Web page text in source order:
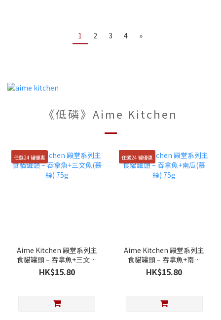
1 2 3 4 »
《低磷》Aime Kitchen
任選24 罐優惠
Aime Kitchen 殿堂系列主
食貓罐頭 – 吞拿魚+三文魚
(慕絲) 75g
HK$15.80
任選24 罐優惠
Aime Kitchen 殿堂系列主
食貓罐頭 – 吞拿魚+南瓜
(慕絲) 75g
HK$15.80